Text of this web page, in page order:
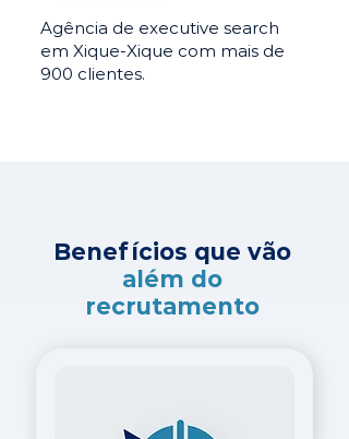
Agência de executive search
em Xique-Xique com mais de
900 clientes.
Benefícios que vão
além do
recrutamento